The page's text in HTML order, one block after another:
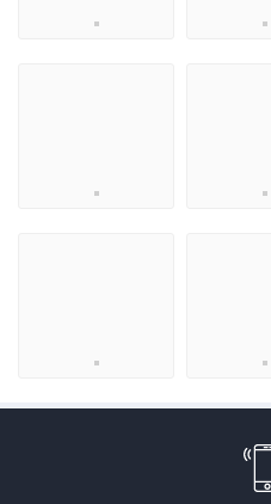
Müşteri Temsilcisi